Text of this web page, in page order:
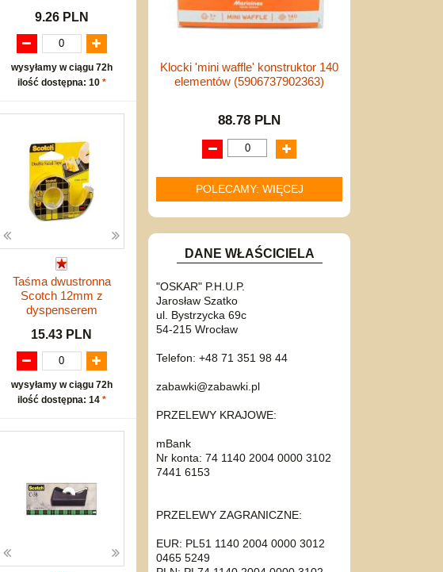
9.26 PLN
wysyłamy w ciągu 72h
ilość dostępna: 10 *
Taśma dwustronna
Scotch 12mm z
dyspenserem
15.43 PLN
wysyłamy w ciągu 72h
ilość dostępna: 14 *
Klocki 'mini waffle' konstruktor 140
elementów (5906737902363)
88.78 PLN
POLECAMY: WIĘCEJ
DANE WŁAŚCICIELA
"OSKAR" P.H.U.P.
Jarosław Szatko
ul. Bystrzycka 69c
54-215 Wrocław
Telefon: +48 71 351 98 44
zabawki@zabawki.pl
PRZELEWY KRAJOWE:
mBank
Nr konta: 74 1140 2004 0000 3102
7441 6153
PRZELEWY ZAGRANICZNE:
EUR: PL51 1140 2004 0000 3012
0465 5249